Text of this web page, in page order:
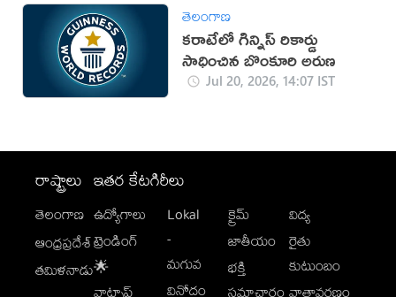
తెలంగాణ
కరాటేలో గిన్నిస్ రికార్డు
సాధించిన బొంకూరి అరుణ
Jul 20, 2026, 14:07 IST
రాష్ట్రాలు
తెలంగాణ
ఆంధ్రప్రదేశ్
తమిళనాడు
ఇతర కేటగిరీలు
ఉద్యోగాలు
ట్రెండింగ్
🌟
Lokal
-
మగువ
వినోదం
క్రైమ్
జాతీయం
భక్తి
విద్య
రైతు
కుటుంబం